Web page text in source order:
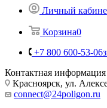
Личный
Корзина0
+7 800 600-53-06
Контактная информация
Красноярск, ул.
connect@24poligon.ru